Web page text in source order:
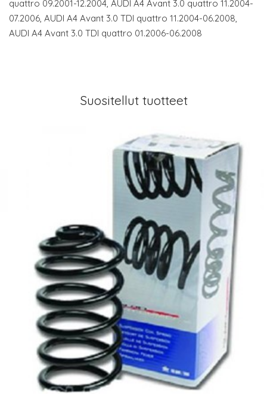
quattro 09.2001-12.2004, AUDI A4 Avant 3.0 quattro 11.2004-
07.2006, AUDI A4 Avant 3.0 TDI quattro 11.2004-06.2008,
AUDI A4 Avant 3.0 TDI quattro 01.2006-06.2008
Suositellut tuotteet